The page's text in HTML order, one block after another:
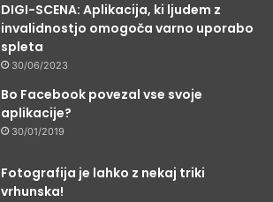
DIGI-SCENA: Aplikacija, ki ljudem z
invalidnostjo omogoča varno uporabo
spleta
30/06/2023
Bo Facebook povezal vse svoje
aplikacije?
30/01/2019
Fotografija je lahko z nekaj triki
vrhunska!